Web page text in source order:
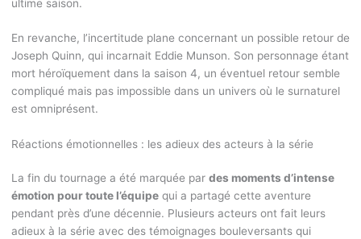
ultime saison.
En revanche, l’incertitude plane concernant un possible retour de
Joseph Quinn, qui incarnait Eddie Munson. Son personnage étant
mort héroïquement dans la saison 4, un éventuel retour semble
compliqué mais pas impossible dans un univers où le surnaturel
est omniprésent.
Réactions émotionnelles : les adieux des acteurs à la série
La fin du tournage a été marquée par des moments d’intense
émotion pour toute l’équipequi a partagé cette aventure
pendant près d’une décennie. Plusieurs acteurs ont fait leurs
adieux à la série avec des témoignages bouleversants qui